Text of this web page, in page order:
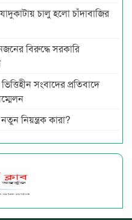
চালু হলো চাঁদাবাজির
বিরুদ্ধে সরকারি
সংবাদের প্রতিবাদে
নিয়ন্ত্রক কারা?